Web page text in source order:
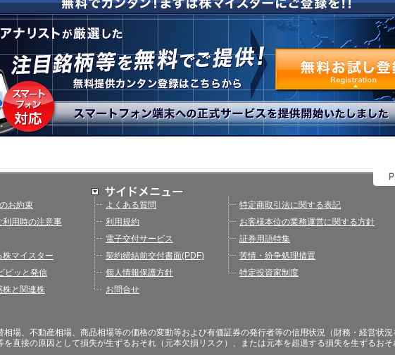
お約束
利用時の注意事
株マイスター
ビッと発信
株と関連株
よくある質問
利用規約
電子交付サービス
契約締結前交付書面(PDF)
個人情報保護方針
お問合せ
特定商取引法に関する表記
お客様本位の業務運営に関する方針
証券用語特集
苦情・紛争処理措置
特定投資家制度
場、不動産相場、商品相場等の価格の変動等および有価証券の発行者等の信用状況（財務・経営状
直接の原因として損失が生ずるおそれ（元本欠損リスク）、または元本を超過する損失を生ずるおそ